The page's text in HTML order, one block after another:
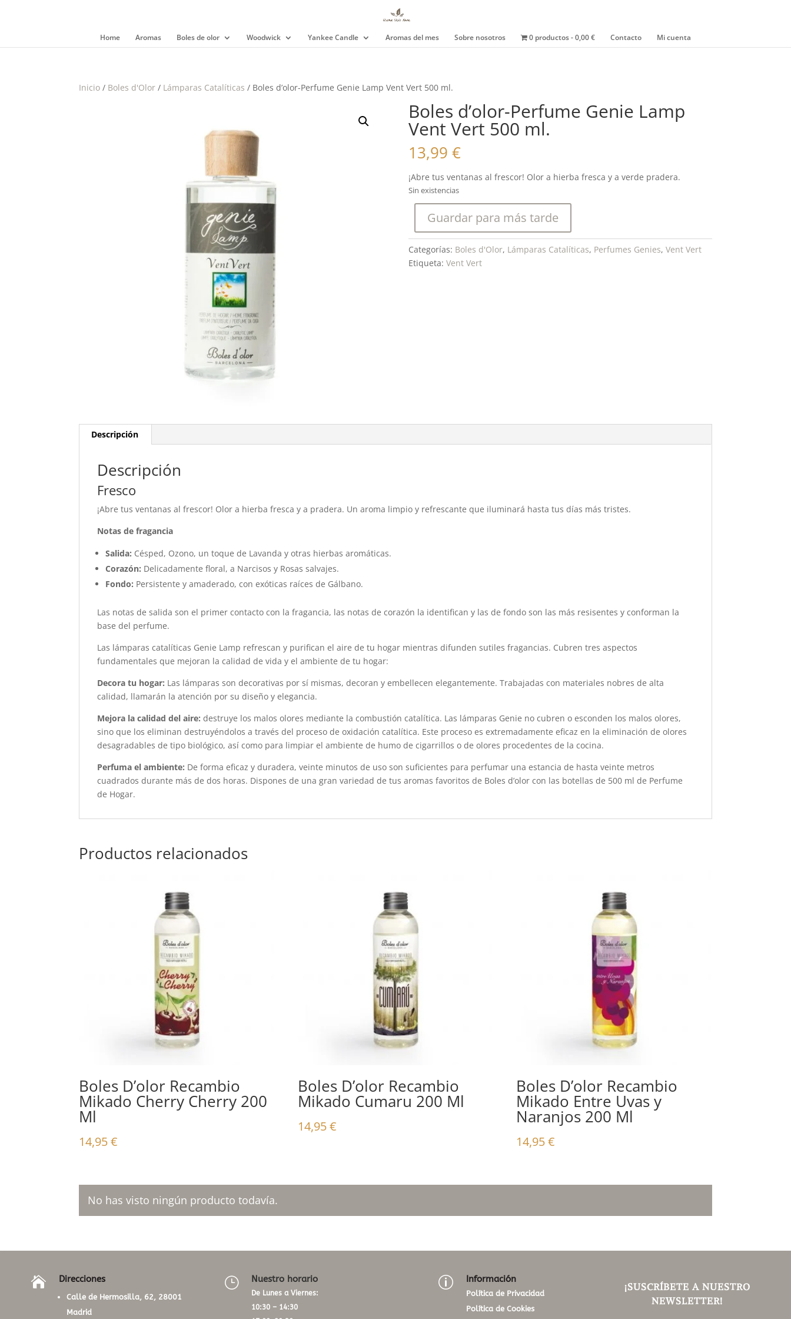
Home Aromas Boles de olor Woodwick Yankee Candle Aromas del mes Sobre nosotros 0 productos 0,00 € Contacto Mi cuenta
Inicio / Boles d'Olor / Lámparas Catalíticas / Boles d’olor-Perfume Genie Lamp Vent Vert 500 ml.
Boles d’olor-Perfume Genie Lamp
Vent Vert 500 ml.
13,99 €
¡Abre tus ventanas al frescor! Olor a hierba fresca y a verde pradera.
Sin existencias
Guardar para más tarde
Categorías: Boles d'Olor, Lámparas Catalíticas, Perfumes Genies, Vent Vert
Etiqueta: Vent Vert
Descripción
Descripción
Fresco
¡Abre tus ventanas al frescor! Olor a hierba fresca y a pradera. Un aroma limpio y refrescante que iluminará hasta tus días más tristes.
Notas de fragancia
Salida: Césped, Ozono, un toque de Lavanda y otras hierbas aromáticas.
Corazón: Delicadamente floral, a Narcisos y Rosas salvajes.
Fondo: Persistente y amaderado, con exóticas raíces de Gálbano.
Las notas de salida son el primer contacto con la fragancia, las notas de corazón la identifican y las de fondo son las más resisentes y conforman la
base del perfume.
Las lámparas catalíticas Genie Lamp refrescan y purifican el aire de tu hogar mientras difunden sutiles fragancias. Cubren tres aspectos
fundamentales que mejoran la calidad de vida y el ambiente de tu hogar:
Decora tu hogar: Las lámparas son decorativas por sí mismas, decoran y embellecen elegantemente. Trabajadas con materiales nobres de alta
calidad, llamarán la atención por su diseño y elegancia.
Mejora la calidad del aire: destruye los malos olores mediante la combustión catalítica. Las lámparas Genie no cubren o esconden los malos olores,
sino que los eliminan destruyéndolos a través del proceso de oxidación catalítica. Este proceso es extremadamente eficaz en la eliminación de olores
desagradables de tipo biológico, así como para limpiar el ambiente de humo de cigarrillos o de olores procedentes de la cocina.
Perfuma el ambiente: De forma eficaz y duradera, veinte minutos de uso son suficientes para perfumar una estancia de hasta veinte metros
cuadrados durante más de dos horas. Dispones de una gran variedad de tus aromas favoritos de Boles d’olor con las botellas de 500 ml de Perfume
de Hogar.
Productos relacionados
Boles D’olor Recambio
Mikado Cherry Cherry 200
Ml
14,95€
Boles D’olor Recambio
Mikado Cumaru 200 Ml
14,95€
Boles D’olor Recambio
Mikado Entre Uvas y
Naranjos 200 Ml
14,95€
No has visto ningún producto todavía.
 Direcciones
Calle de Hermosilla, 62, 28001
Madrid
} Nuestro horario
De Lunes a Viernes:
10:30 – 14:30
p Información
Política de Privacidad
Política de Cookies
¡SUSCRÍBETE A NUESTRO
NEWSLETTER!